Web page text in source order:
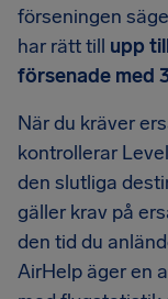
förseningen
har rätt till upp
försenade med
När du kräver
kontrollerar
den slutliga
gäller krav på
den tid du
AirHelp äger en